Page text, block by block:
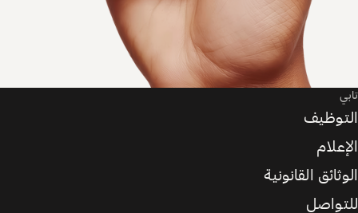
تابي
التوظيف
الإعلام
الوثائق القانونية
للتواصل